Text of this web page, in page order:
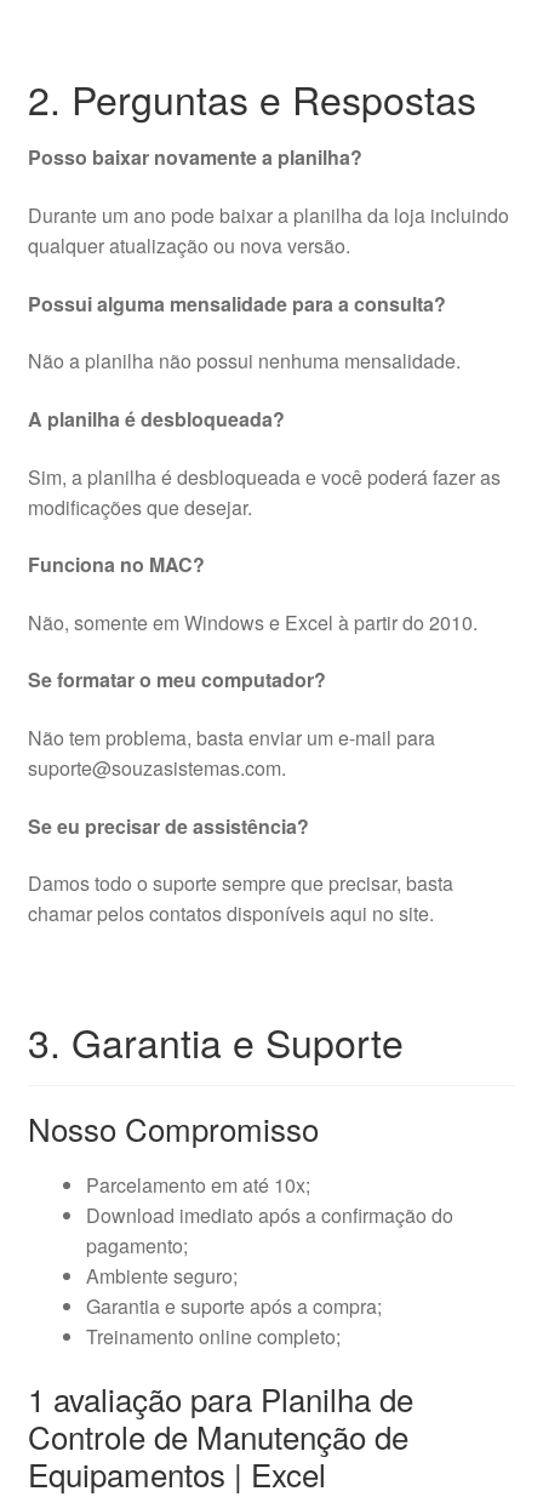
2. Perguntas e Respostas
Posso baixar novamente a planilha?
Durante um ano pode baixar a planilha da loja incluindo
qualquer atualização ou nova versão.
Possui alguma mensalidade para a consulta?
Não a planilha não possui nenhuma mensalidade.
A planilha é desbloqueada?
Sim, a planilha é desbloqueada e você poderá fazer as
modificações que desejar.
Funciona no MAC?
Não, somente em Windows e Excel à partir do 2010.
Se formatar o meu computador?
Não tem problema, basta enviar um e-mail para
suporte@souzasistemas.com.
Se eu precisar de assistência?
Damos todo o suporte sempre que precisar, basta
chamar pelos contatos disponíveis aqui no site.
3. Garantia e Suporte
Nosso Compromisso
Parcelamento em até 10x;
Download imediato após a confirmação do
pagamento;
Ambiente seguro;
Garantia e suporte após a compra;
Treinamento online completo;
1 avaliação para Planilha de
Controle de Manutenção de
Equipamentos | Excel